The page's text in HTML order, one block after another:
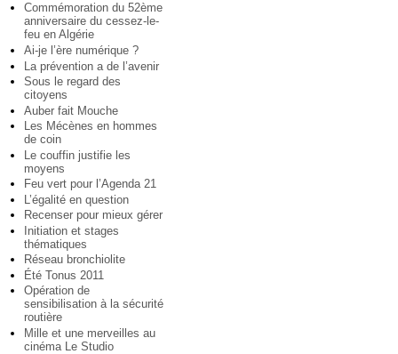
Commémoration du 52ème
anniversaire du cessez-le-
feu en Algérie
Ai-je l’ère numérique ?
La prévention a de l’avenir
Sous le regard des
citoyens
Auber fait Mouche
Les Mécènes en hommes
de coin
Le couffin justifie les
moyens
Feu vert pour l’Agenda 21
L’égalité en question
Recenser pour mieux gérer
Initiation et stages
thématiques
Réseau bronchiolite
Été Tonus 2011
Opération de
sensibilisation à la sécurité
routière
Mille et une merveilles au
cinéma Le Studio